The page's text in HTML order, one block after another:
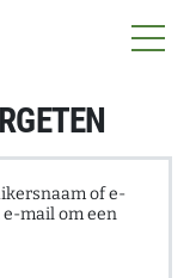
of e-
mail om een